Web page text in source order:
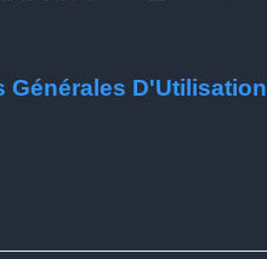
Générales D'Utilisation